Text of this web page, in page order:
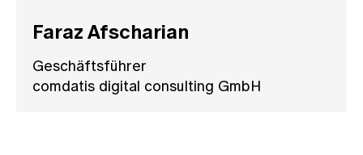
Faraz Afscharian
Geschäftsführer
comdatis digital consulting GmbH